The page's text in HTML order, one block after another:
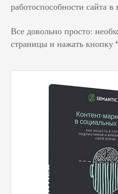
работоспособности сайта в
Все довольно просто:
страницы и нажать кнопку